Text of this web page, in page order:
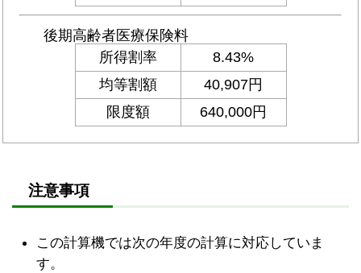
注意事項
この計算機では次の年度の計算に対応していま
す。